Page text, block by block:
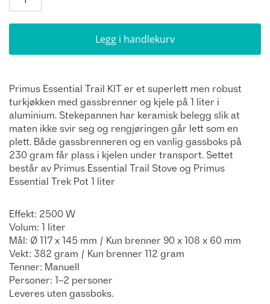
Legg i handlekurv
Primus Essential Trail KIT er et superlett men robust
turkjøkken med gassbrenner og kjele på 1 liter i
aluminium. Stekepannen har keramisk belegg slik at
maten ikke svir seg og rengjøringen går lett som en
plett. Både gassbrenneren og en vanlig gassboks på
230 gram får plass i kjelen under transport. Settet
består av Primus Essential Trail Stove og Primus
Essential Trek Pot 1 liter
Effekt: 2500 W
Volum: 1 liter
Mål: Ø 117 x 145 mm / Kun brenner 90 x 108 x 60 mm
Vekt: 382 gram / Kun brenner 112 gram
Tenner: Manuell
Personer: 1–2 personer
Leveres uten gassboks.